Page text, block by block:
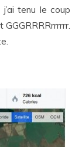
tenu le coup